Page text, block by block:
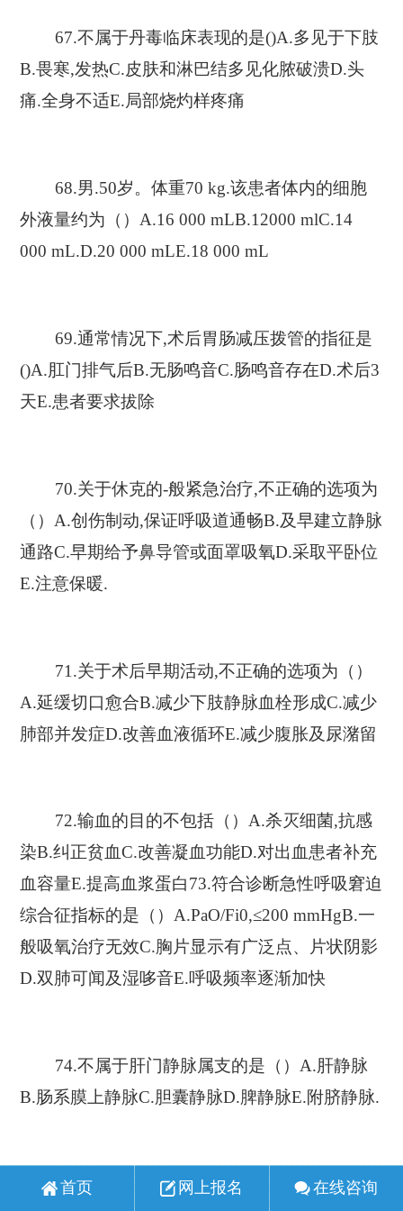
67.不属于丹毒临床表现的是()A.多见于下肢
B.畏寒,发热C.皮肤和淋巴结多见化脓破溃D.头
痛.全身不适E.局部烧灼样疼痛
68.男.50岁。体重70 kg.该患者体内的细胞
外液量约为（）A.16 000 mLB.12000 mlC.14
000 mL.D.20 000 mLE.18 000 mL
69.通常情况下,术后胃肠减压拨管的指征是
()A.肛门排气后B.无肠鸣音C.肠鸣音存在D.术后3
天E.患者要求拔除
70.关于休克的-般紧急治疗,不正确的选项为
（）A.创伤制动,保证呼吸道通畅B.及早建立静脉
通路C.早期给予鼻导管或面罩吸氧D.采取平卧位
E.注意保暖.
71.关于术后早期活动,不正确的选项为（）
A.延缓切口愈合B.减少下肢静脉血栓形成C.减少
肺部并发症D.改善血液循环E.减少腹胀及尿潴留
72.输血的目的不包括（）A.杀灭细菌,抗感
染B.纠正贫血C.改善凝血功能D.对出血患者补充
血容量E.提高血浆蛋白73.符合诊断急性呼吸窘迫
综合征指标的是（）A.PaO/Fi0,≤200 mmHgB.一
般吸氧治疗无效C.胸片显示有广泛点、片状阴影
D.双肺可闻及湿哆音E.呼吸频率逐渐加快
74.不属于肝门静脉属支的是（）A.肝静脉
B.肠系膜上静脉C.胆囊静脉D.脾静脉E.附脐静脉.
75.烧伤患者早期抗休克应先补充（）A.电
首页 网上报名 在线咨询